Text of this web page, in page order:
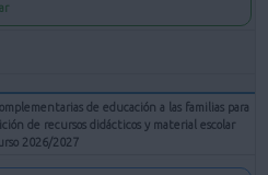
de educación a las familias para
de recursos didácticos y material escolar
2026/2027